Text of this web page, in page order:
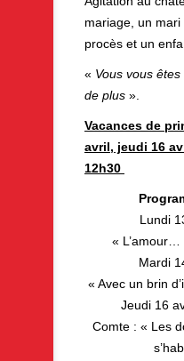
mariage, un
procès et un
« Vous vous
de plus ».
Vacances de
avril, jeudi 16
12h30
Lundi
« L’amour…
Mardi
« Avec un brin
Jeudi 16
Comte : « Les